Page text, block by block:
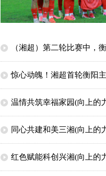
（湘超）第二轮‌比赛中，‌
队 0 比 0 遗憾平局（图片）
惊心动魄！湘超首轮衡阳
温情共筑幸福家园(向上的
同心共建和美三湘(向上的
红色赋能科创兴湘(向上的